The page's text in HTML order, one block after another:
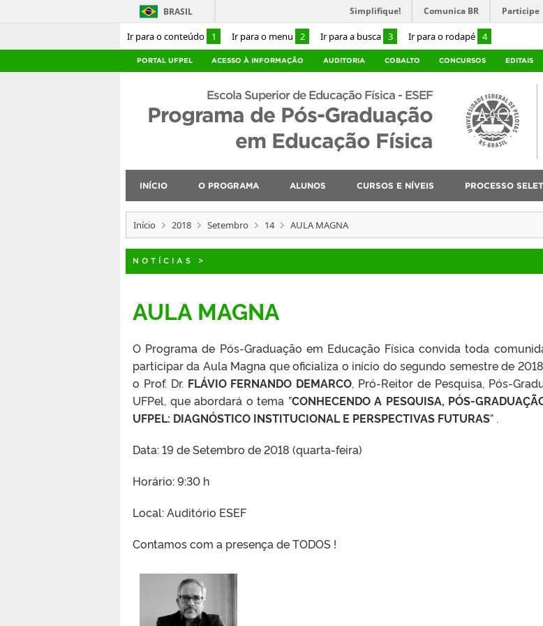
Ir para o conteúdo 1 Ir para o menu 2 Ir para a busca 3 Ir para o rodapé 4
BRASIL Simplifique! Comunica BR Participe
PORTAL UFPEL ACESSO À INFORMAÇÃO AUDITORIA COBALTO CONCURSOS EDITAIS
Escola Superior de Educação Física - ESEF
Programa de Pós-Graduação
em Educação Física
INÍCIO O PROGRAMA ALUNOS CURSOS E NÍVEIS PROCESSO
Início 2018 Setembro 14 AULA MAGNA
NOTÍCIAS >
AULA MAGNA
O Programa de Pós-Graduação em Educação Física convida toda
participar da Aula Magna que oficializa o início do segundo semestre de
o Prof. Dr. FLÁVIO FERNANDO DEMARCO, Pró-Reitor de Pesquisa, Pós-
UFPel, que abordará o tema ”CONHECENDO A PESQUISA, PÓS-
UFPEL: DIAGNÓSTICO INSTITUCIONAL E PERSPECTIVAS FUTURAS” .
Data: 19 de Setembro de 2018 (quarta-feira)
Horário: 9:30 h
Local: Auditório ESEF
Contamos com a presença de TODOS !